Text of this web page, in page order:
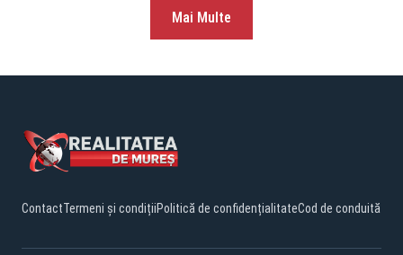
Mai Multe
ContactTermeni și condițiiPolitică de confidențialitateCod de conduită